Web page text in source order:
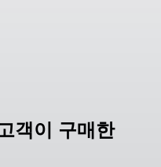
객이 구매한